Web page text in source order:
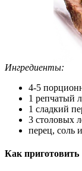
Ингредиенты:
4-5
1 репчатый
1 сладкий
3 столовых
перец, соль
Как приготовить